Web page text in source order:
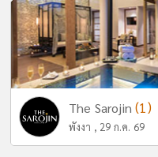
The Sarojin(1)
พังงา , 29 ก.ค. 69